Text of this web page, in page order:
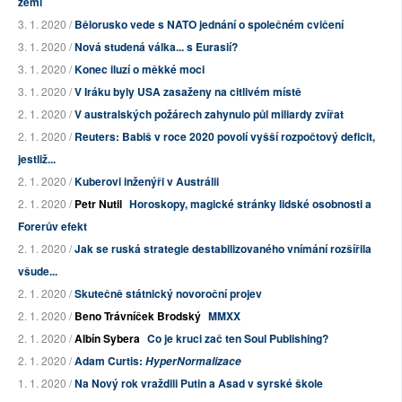
3. 1. 2020 /Bělorusko vede s NATO jednání o společném cvičení
3. 1. 2020 /Nová studená válka... s Eurasií?
3. 1. 2020 /Konec iluzí o měkké moci
3. 1. 2020 /V Iráku byly USA zasaženy na citlivém místě
2. 1. 2020 /V australských požárech zahynulo půl miliardy zvířat
2. 1. 2020 /Reuters: Babiš v roce 2020 povolí vyšší rozpočtový deficit,
jestliž...
2. 1. 2020 /Kuberovi inženýři v Austrálii
2. 1. 2020 /Petr Nutil Horoskopy, magické stránky lidské osobnosti a
Forerův efekt
2. 1. 2020 /Jak se ruská strategie destabilizovaného vnímání rozšířila
všude...
2. 1. 2020 /Skutečně státnický novoroční projev
2. 1. 2020 /Beno Trávníček Brodský MMXX
2. 1. 2020 /Albín Sybera Co je kruci zač ten Soul Publishing?
2. 1. 2020 /Adam Curtis: HyperNormalizace
1. 1. 2020 /Na Nový rok vraždili Putin a Asad v syrské škole